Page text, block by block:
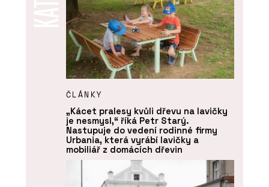
ČLÁNKY
„Kácet pralesy kvůli dřevu na lavičky
je nesmysl,“ říká Petr Starý.
Nastupuje do vedení rodinné firmy
Urbania, která vyrábí lavičky a
mobiliář z domácích dřevin